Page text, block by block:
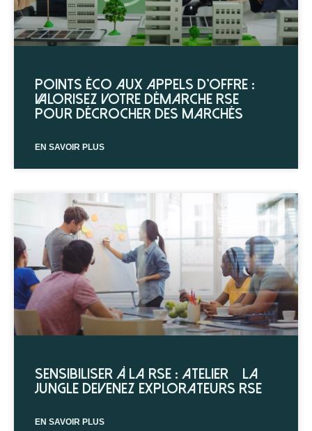
Points éco aux appels d’offre :
valorisez votre démarche RSE
pour décrocher des marchés
EN SAVOIR PLUS
Sensibiliser à la RSE : Atelier « La
Jungle devenez explorateurs RSE »
EN SAVOIR PLUS